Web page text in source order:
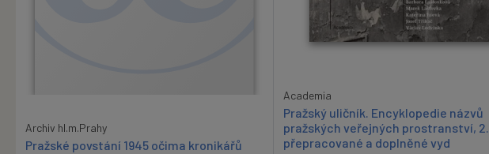
Archiv hl.m.Prahy
Pražské povstání 1945 očima kronikářů
Academia
Pražský uličník. Encyklopedie názvů
pražských veřejných prostranství, 2.
přepracované a doplněné vyd